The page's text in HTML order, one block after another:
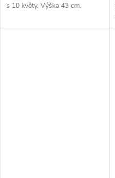
s 10 květy. Výška 43 cm.